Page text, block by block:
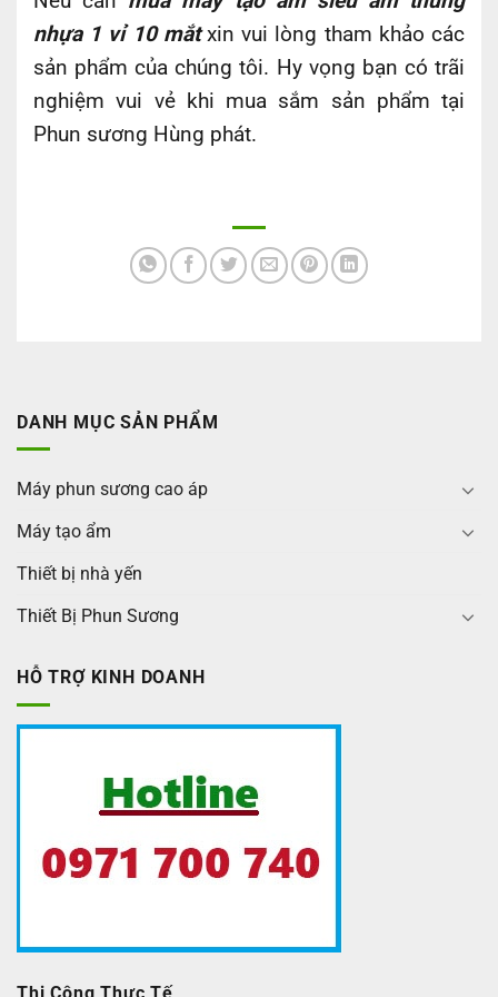
nhựa 1 vỉ 10 mắtxin vui lòng tham khảo các
sản phẩm của chúng tôi. Hy vọng bạn có trãi
nghiệm vui vẻ khi mua sắm sản phẩm tại
Phun sương Hùng phát.
DANH MỤC SẢN PHẨM
Máy phun sương cao áp
Máy tạo ẩm
Thiết bị nhà yến
Thiết Bị Phun Sương
HỖ TRỢ KINH DOANH